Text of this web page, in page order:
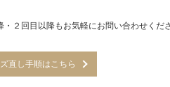
・２回目以降もお気軽にお問い合わせくだ
直し手順はこちら